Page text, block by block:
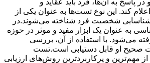
کند. این نوع تست‌ها به عنوان یکی از
شخصیت فرد شناخته می‌شوند.در
به عنوان یک ابزار مفید و موثر در حوزه
می‌شود. با استفاده از آن، بررسی
او قابل دستیابی است.تست
و پرکاربردترین روش‌های ارزیابی